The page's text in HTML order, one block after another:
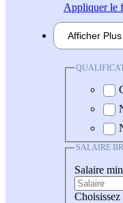
Appliquerle
Afficher
SALAIRE
Salaire